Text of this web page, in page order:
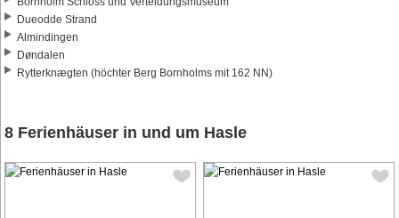
Dueodde Strand
Almindingen
Døndalen
Rytterknægten (höchter Berg Bornholms mit 162 NN)
8 Ferienhäuser in und um Hasle